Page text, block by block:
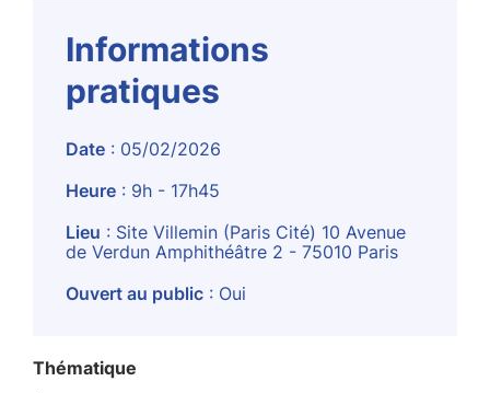
Informations
pratiques
Date : 05/02/2026
Heure : 9h - 17h45
Lieu : Site Villemin (Paris Cité) 10 Avenue
de Verdun Amphithéâtre 2 - 75010 Paris
Ouvert au public : Oui
Thématique